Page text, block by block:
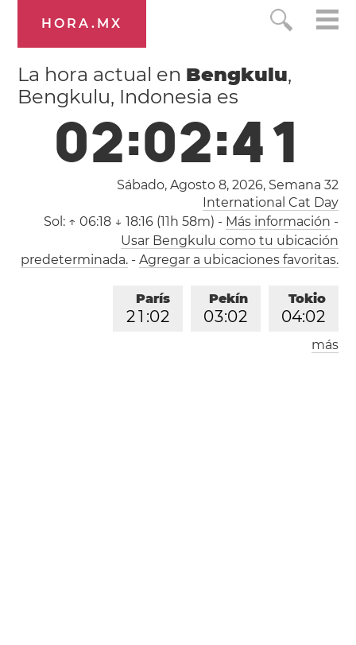
HORA.MX
La hora actual en Bengkulu,
Bengkulu, Indonesia es
02:02:42
Sábado, Agosto 8, 2026, Semana 32
International Cat Day
Sol: ↑ 06:18 ↓ 18:16 (11h 58m) - Más información -
Usar Bengkulu como tu ubicación
predeterminada.- Agregar a ubicaciones favoritas.
Tokio
04:02
Pekín
03:02
París
21 :02
Londres
más